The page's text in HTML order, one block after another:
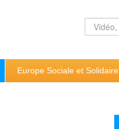
Europe Sociale et Solidaire